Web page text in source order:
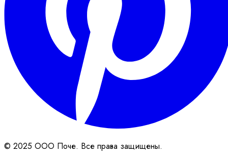
© 2025 ООО Поче. Все права защищены.